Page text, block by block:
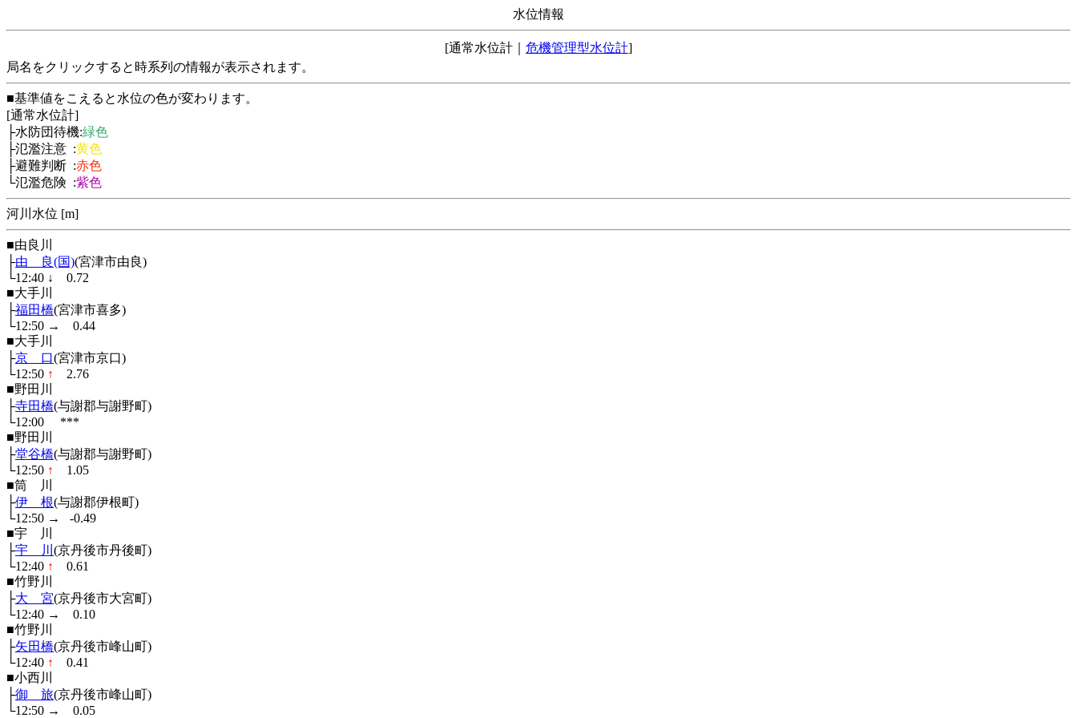
水位情報
[通常水位計｜ 危機管理型水位計]
局名をクリックすると時系列の情報が表示されます。
■基準値をこえると水位の色が変わります。
[通常水位計]
├水防団待機:緑色
├氾濫注意 :黄色
├避難判断 :赤色
└氾濫危険 :紫色
河川水位 [m]
■由良川
├由 良(国)(宮津市由良)
└12:40 ↓
0.72
■大手川
├福田橋(宮津市喜多)
└12:50 →
0.44
■大手川
├京 口(宮津市京口)
└12:50 ↑
2.76
■野田川
├寺田橋(与謝郡与謝野町)
└12:00
***
■野田川
├堂谷橋(与謝郡与謝野町)
└12:50 ↑
1.05
■筒 川
├伊 根(与謝郡伊根町)
└12:50 →
-0.49
■宇 川
├宇 川 (京丹後市丹後町)
└12:40 ↑
0.61
■竹野川
├大 宮(京丹後市大宮町)
└12:40 →
0.10
■竹野川
├矢田橋(京丹後市峰山町)
└12:40 ↑
0.41
■小西川
├御 旅(京丹後市峰山町)
└12:50 → 0.05